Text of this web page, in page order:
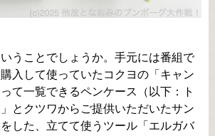
うことでしょうか。手元には番組で
入して使っていたコクヨの「キャン
て一覧できるペンケース（以下：ト
とクツワからご提供いただいたサン
した、立てて使うツール「エルガバ